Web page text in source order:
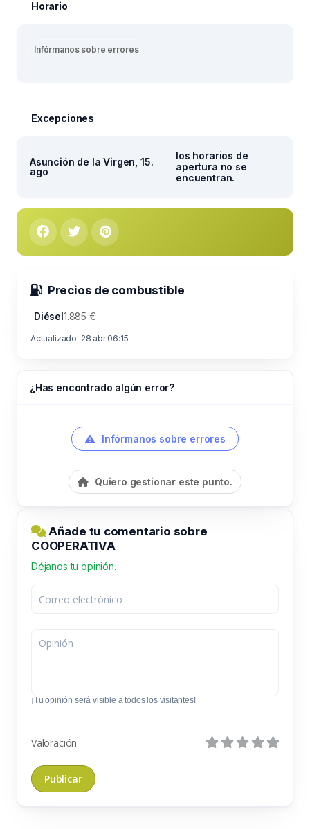
Horario
Infórmanos sobre errores
Excepciones
Asunción de la Virgen, 15.
ago
los horarios de
apertura no se
encuentran.
Precios de combustible
Diésel1.885 €
Actualizado: 28 abr 06:15
¿Has encontrado algún error?
Infórmanos sobre errores
Quiero gestionar este punto.
Añade tu comentario sobre
COOPERATIVA
Déjanos tu opinión.
¡Tu opinión será visible a todos los visitantes!
Valoración